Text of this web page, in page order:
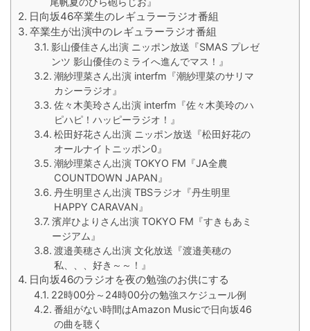
日向坂46卒業生のレギュラーラジオ番組
卒業生が出演中のレギュラーラジオ番組
影山優佳さん出演 ニッポン放送『SMAS プレゼ
ンツ 影山優佳のミライへ進んでマス！』
潮紗理菜さん出演 interfm『潮紗理菜のサリマ
カシーラジオ』
佐々木美玲さん出演 interfm『佐々木美玲のハ
ピハピ！ハッピーラジオ！』
松田好花さん出演 ニッポン放送『松田好花の
オールナイトニッポン0』
潮紗理菜さん出演 TOKYO FM『JA全農
COUNTDOWN JAPAN』
丹生明里さん出演 TBSラジオ『丹生明里
HAPPY CARAVAN』
濱岸ひよりさん出演 TOKYO FM『すきもあミ
ージアム』
渡邉美穂さん出演 文化放送『渡邉美穂の
私、、、好き～～！』
日向坂46のラジオを夜の勉強のお供にする
22時00分～24時00分の勉強スケジュール例
番組がない時間はAmazon Musicで日向坂46
の曲を聴く